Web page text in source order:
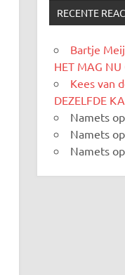
RECENTE
Bartje
HET MAG NU
Kees van
DEZELFDE
Namets op
Namets op
Namets op